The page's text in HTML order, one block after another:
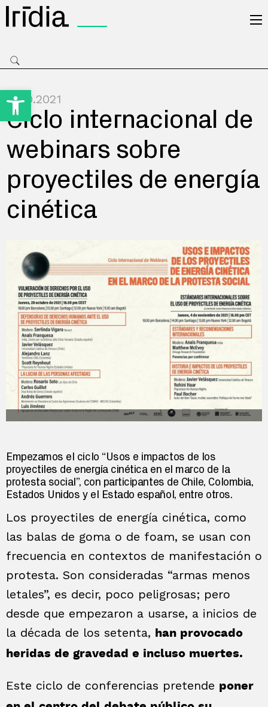
Open toolbar
19.10.2021
Ciclo internacional de
webinars sobre
proyectiles de energía
cinética
Empezamos el ciclo “Usos e impactos de los
proyectiles de energía cinética en el marco de la
protesta social”, con participantes de Chile, Colombia,
Estados Unidos y el Estado español, entre otros.
Los proyectiles de energía cinética, como
las balas de goma o de foam, se usan con
frecuencia en contextos de manifestación o
protesta. Son consideradas “armas menos
letales”, es decir, poco peligrosas; pero
desde que empezaron a usarse, a inicios de
la década de los setenta, han provocado
heridas de gravedad e incluso muertes.
Este ciclo de conferencias pretende poner